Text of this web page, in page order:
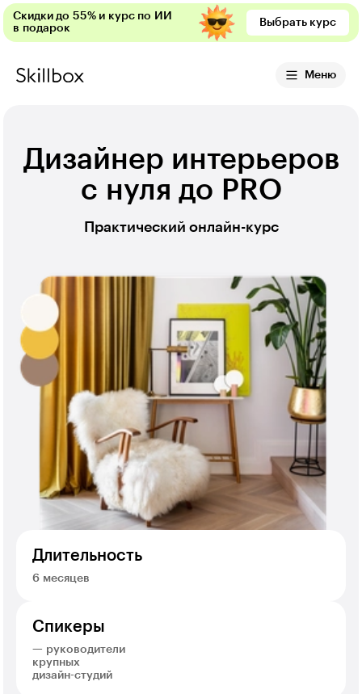
Скидки до 55% и курс по ИИ
в подарок
Выбрать курс
Меню
Дизайнер интерьеров
с нуля до PRO
Практический онлайн-курс
Длительность
6 месяцев
Спикеры
— руководители
крупных
дизайн-студий